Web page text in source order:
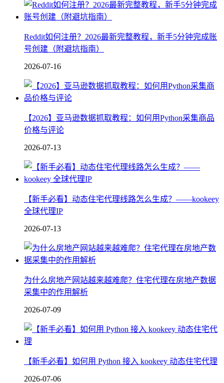
Reddit如何注册？2026最新完整教程，新手5分钟完成账
号创建（附避坑指南）
2026-07-16
【2026】亚马逊数据抓取教程：如何用Python采集商品
价格与评论
2026-07-13
【新手必看】动态住宅代理线路怎么生成？——kookeey
全球代理IP
2026-07-13
为什么房地产网站越来越难爬？住宅代理在房地产数据
采集中的作用解析
2026-07-09
【新手必看】如何用 Python 接入 kookeey 动态住宅代理
2026-07-06